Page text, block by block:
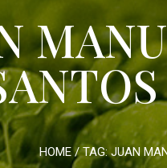
HOME/ TAG:JUAN